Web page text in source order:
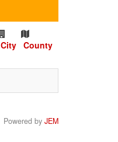
City County
Powered by JEM